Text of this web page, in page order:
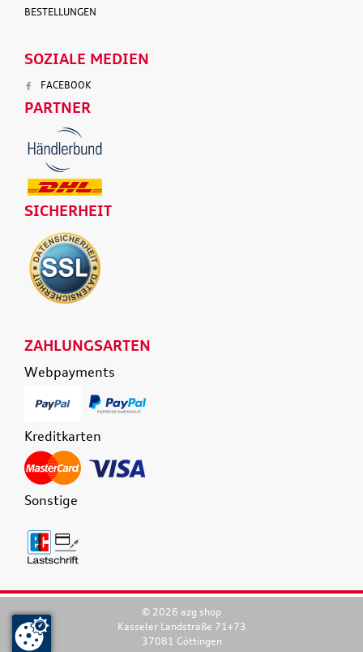
BESTELLUNGEN
SOZIALE MEDIEN
FACEBOOK
PARTNER
SICHERHEIT
ZAHLUNGSARTEN
Webpayments
Kreditkarten
Sonstige
© 2026 azg shop
Kasseler Landstraße 71+73
37081 Göttingen